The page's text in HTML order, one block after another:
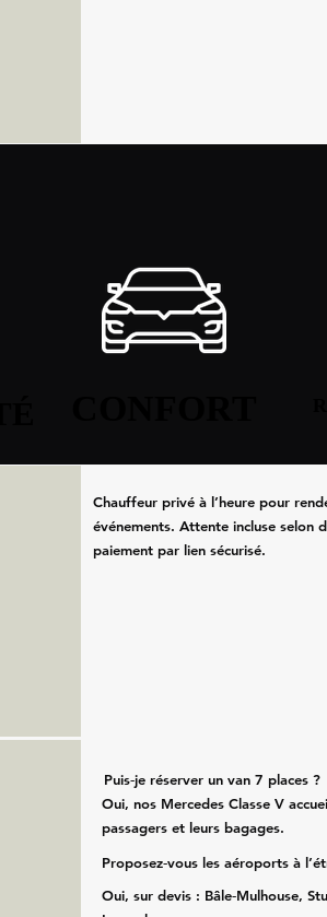
Chauffeur privé à l’heure pour
événements. Attente incluse selon
paiement par lien sécurisé.
Puis‑je réserver un van 7 places ?
Oui, nos Mercedes Classe V
passagers et leurs bagages.
Proposez‑vous les aéroports à
Oui, sur devis : Bâle‑Mulhouse,